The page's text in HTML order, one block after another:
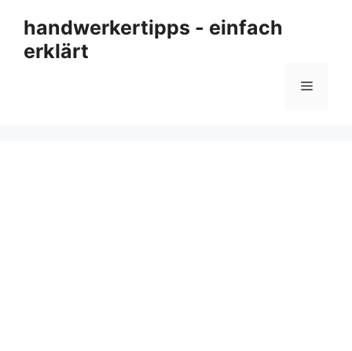
Inhalt
springen
handwerkertipps - einfach
erklärt
Menü